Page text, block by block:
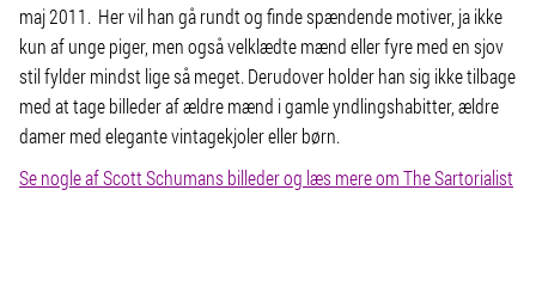
maj 2011. Her vil han gå rundt og finde spændende motiver, ja ikke
kun af unge piger, men også velklædte mænd eller fyre med en sjov
stil fylder mindst lige så meget. Derudover holder han sig ikke tilbage
med at tage billeder af ældre mænd i gamle yndlingshabitter, ældre
damer med elegante vintagekjoler eller børn.
Se nogle af Scott Schumans billeder og læs mere om The Sartorialist